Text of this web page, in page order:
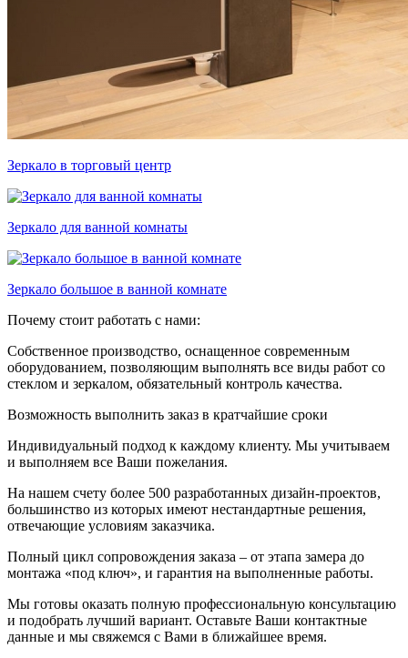
Зеркало в торговый центр
Зеркало для ванной комнаты
Зеркало большое в ванной комнате
Почему стоит работать с нами:
Собственное производство, оснащенное современным
оборудованием, позволяющим выполнять все виды работ со
стеклом и зеркалом, обязательный контроль качества.
Возможность выполнить заказ в кратчайшие сроки
Индивидуальный подход к каждому клиенту. Мы учитываем
и выполняем все Ваши пожелания.
На нашем счету более 500 разработанных дизайн-проектов,
большинство из которых имеют нестандартные решения,
отвечающие условиям заказчика.
Полный цикл сопровождения заказа – от этапа замера до
монтажа «под ключ», и гарантия на выполненные работы.
Мы готовы оказать полную профессиональную консультацию
и подобрать лучший вариант. Оставьте Ваши контактные
данные и мы свяжемся с Вами в ближайшее время.